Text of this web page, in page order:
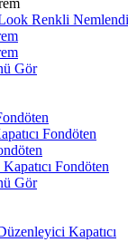
Renkli
Gör
Fondöten
Fondöten
Gör
Kapatıcı